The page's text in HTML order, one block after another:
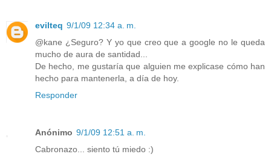
evilteq 9/1/09 12:34 a. m.
@kane ¿Seguro? Y yo que creo que a google no le queda
mucho de aura de santidad...
De hecho, me gustaría que alguien me explicase cómo han
hecho para mantenerla, a día de hoy.
Responder
Anónimo 9/1/09 12:51 a. m.
Cabronazo... siento tú miedo :)